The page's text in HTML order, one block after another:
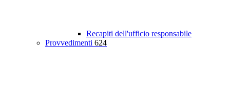
Recapiti dell'ufficio responsabile
Provvedimenti 624